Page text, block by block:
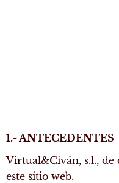
1.- ANTECEDENTES
Virtual&Civán, s.l., de
este sitio web.